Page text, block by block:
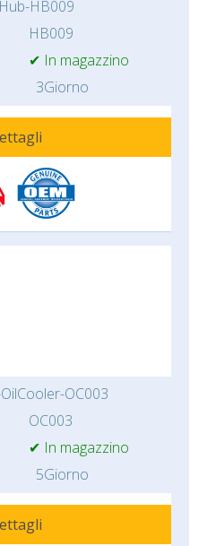
HB009
HB009
✔ In magazzino
3Giorno
OC003
OC003
✔ In magazzino
5Giorno